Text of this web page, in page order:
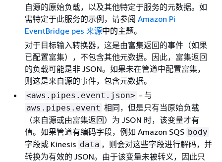
自源的原始负载，以及其他特定于服务的元数据。如
需特定于此服务的示例，请参阅 Amazon Pi
EventBridge pes 来源中的主题。
对于目标输入转换器，这是由富集返回的事件（如果
已配置富集），不包含其他元数据。因此，富集返回
的负载可能是非 JSON。如果未在管道中配置富集，
则这是来自源的事件，包含元数据。
<aws.pipes.event.json> - 与
aws.pipes.event 相同，但是只有当原始负载
（来自源或由富集返回）为 JSON 时，该变量才有
值。如果管道有编码字段，例如 Amazon SQS body
字段或 Kinesis data ，则会对这些字段进行解码，并
转换为有效的 JSON。由于该变量未被转义，因此只